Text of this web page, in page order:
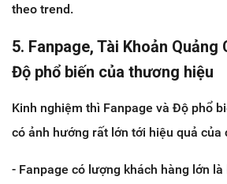
theo trend.
5. Fanpage, Tài Khoản Quảng
Độ phổ biến của thương hiệu
Kinh nghiệm thì Fanpage và Độ phổ
có ảnh hướng rất lớn tới hiệu quả của
- Fanpage có lượng khách hàng lớn